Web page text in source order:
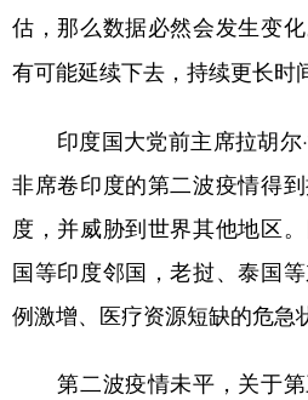
估，那么数据必然会发生变
有可能延续下去，持续更长时
印度国大党前主席拉胡尔·
非席卷印度的第二波疫情得
度，并威胁到世界其他地区
国等印度邻国，老挝、泰国
例激增、医疗资源短缺的危急
第二波疫情未平，关于第